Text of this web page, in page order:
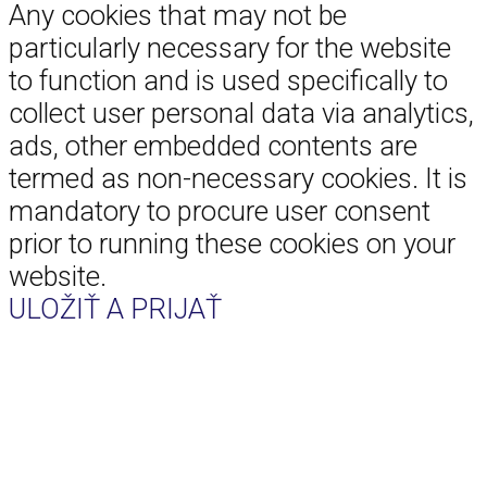
Any cookies that may not be
particularly necessary for the website
to function and is used specifically to
collect user personal data via analytics,
ads, other embedded contents are
termed as non-necessary cookies. It is
mandatory to procure user consent
prior to running these cookies on your
website.
ULOŽIŤ A PRIJAŤ